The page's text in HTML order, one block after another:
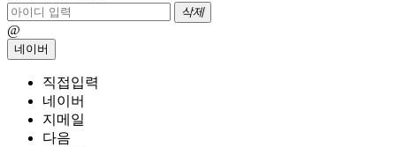
삭제
@
네이버
직접입력
네이버
지메일
다음